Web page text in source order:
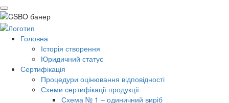
Головна
Історія створення
Юридичний статус
Сертифікація
Процедури оцінювання відповідності
Схеми сертифікації продукції
Схема № 1 – одиничний виріб